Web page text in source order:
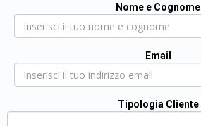
Nome e Cognome
Email
Tipologia Cliente